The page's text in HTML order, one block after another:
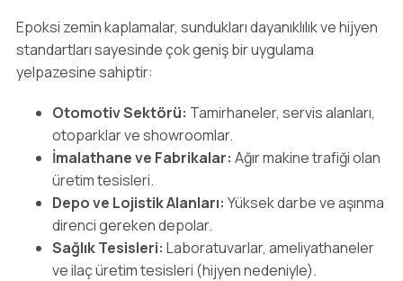
Epoksi zemin kaplamalar, sundukları dayanıklılık ve hijyen
standartları sayesinde çok geniş bir uygulama
yelpazesine sahiptir:
Otomotiv Sektörü: Tamirhaneler, servis alanları,
otoparklar ve showroomlar.
İmalathane ve Fabrikalar: Ağır makine trafiği olan
üretim tesisleri.
Depo ve Lojistik Alanları: Yüksek darbe ve aşınma
direnci gereken depolar.
Sağlık Tesisleri: Laboratuvarlar, ameliyathaneler
ve ilaç üretim tesisleri (hijyen nedeniyle).